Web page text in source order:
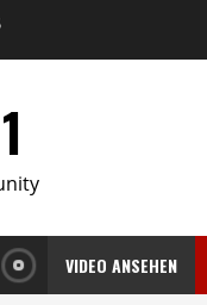
VIDEO ANSEHEN